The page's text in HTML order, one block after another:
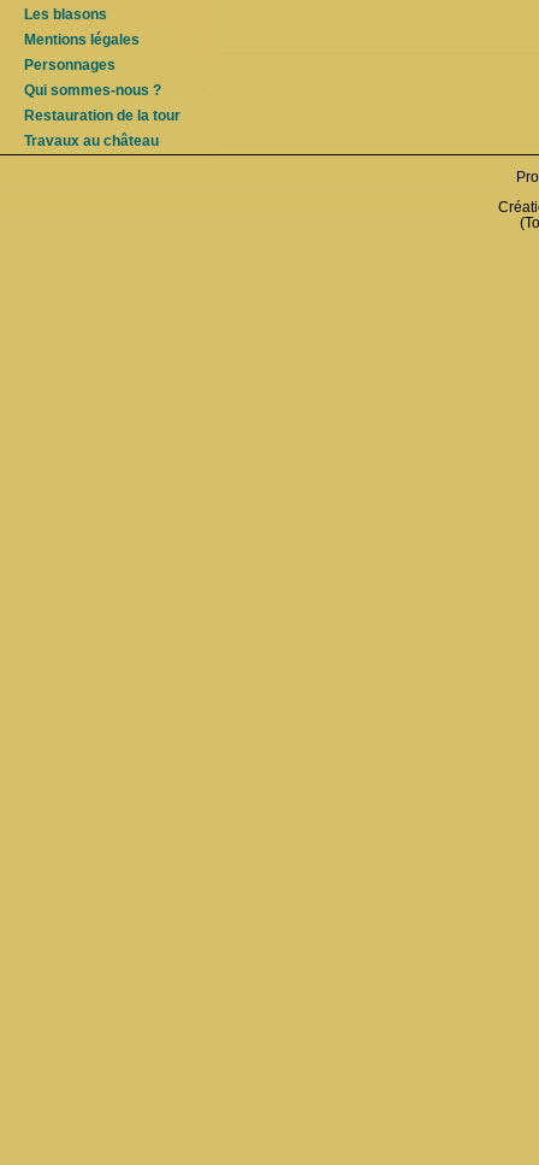
Les blasons
Mentions légales
Personnages
Qui sommes-nous ?
Restauration de la tour
Travaux au château